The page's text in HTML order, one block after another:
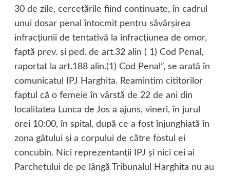
30 de zile, cercetările fiind continuate, în cadrul
unui dosar penal întocmit pentru săvârșirea
infracțiunii de tentativă la infracțiunea de omor,
faptă prev. și ped. de art.32 alin ( 1) Cod Penal,
raportat la art.188 alin.(1) Cod Penal”, se arată în
comunicatul IPJ Harghita. Reamintim cititorilor
faptul că o femeie în vârstă de 22 de ani din
localitatea Lunca de Jos a ajuns, vineri, în jurul
orei 10:00, în spital, după ce a fost înjunghiată în
zona gâtului și a corpului de către fostul ei
concubin. Nici reprezentanții IPJ și nici cei ai
Parchetului de pe lângă Tribunalul Harghita nu au